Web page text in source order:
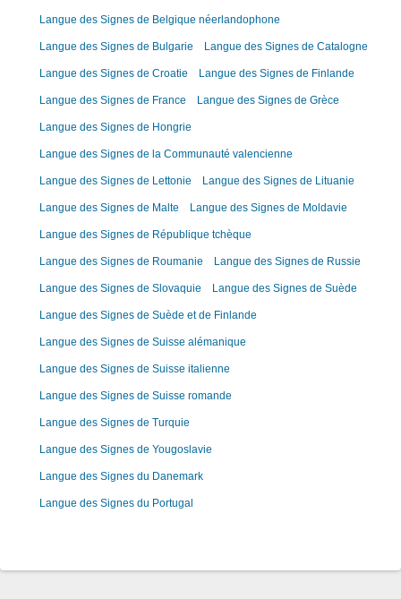
Langue des Signes de Belgique néerlandophone
Langue des Signes de Bulgarie Langue des Signes de Catalogne
Langue des Signes de Croatie Langue des Signes de Finlande
Langue des Signes de France Langue des Signes de Grèce
Langue des Signes de Hongrie
Langue des Signes de la Communauté valencienne
Langue des Signes de Lettonie Langue des Signes de Lituanie
Langue des Signes de Malte Langue des Signes de Moldavie
Langue des Signes de République tchèque
Langue des Signes de Roumanie Langue des Signes de Russie
Langue des Signes de Slovaquie Langue des Signes de Suède
Langue des Signes de Suède et de Finlande
Langue des Signes de Suisse alémanique
Langue des Signes de Suisse italienne
Langue des Signes de Suisse romande
Langue des Signes de Turquie
Langue des Signes de Yougoslavie
Langue des Signes du Danemark
Langue des Signes du Portugal